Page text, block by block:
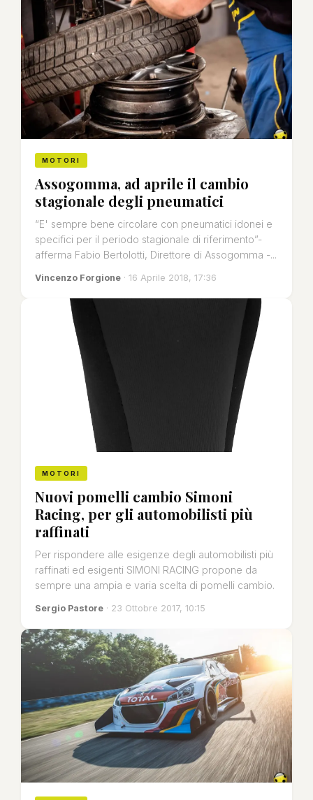
MOTORI
Assogomma, ad aprile il cambio
stagionale degli pneumatici
“E' sempre bene circolare con pneumatici idonei e
specifici per il periodo stagionale di riferimento”-
afferma Fabio Bertolotti, Direttore di Assogomma -...
Vincenzo Forgione · 16 Aprile 2018, 17:36
MOTORI
Nuovi pomelli cambio Simoni
Racing, per gli automobilisti più
raffinati
Per rispondere alle esigenze degli automobilisti più
raffinati ed esigenti SIMONI RACING propone da
sempre una ampia e varia scelta di pomelli cambio.
Sergio Pastore · 23 Ottobre 2017, 10:15